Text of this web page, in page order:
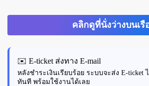
คลิกดูที่นั่งว่างบนเรื
✉️ E-ticket ส่งทาง E-mail
หลังชำระเงินเรียบร้อย ระบบจะส่ง E-ticket
ทันที พร้อมใช้งานได้เลย